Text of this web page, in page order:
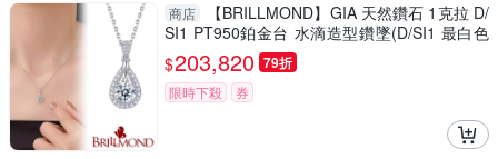
商店
【BRILLMOND】GIA 天然鑽石 1克拉 D/
SI1 PT950鉑金台 水滴造型鑽墜(D/SI1 最白色
澤)
$203,820 79折
限時下殺 券